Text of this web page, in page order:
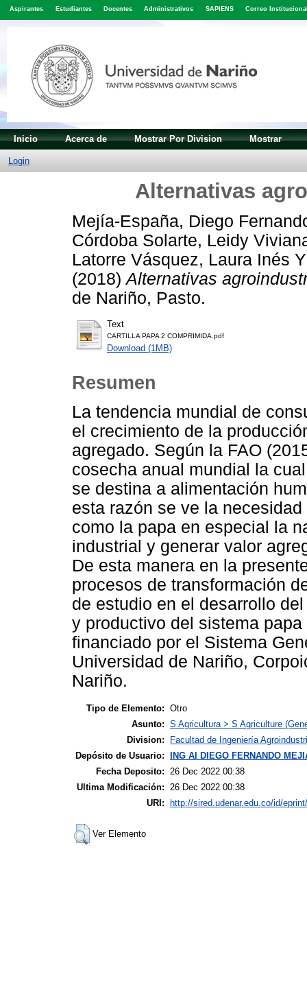
Aspirantes Estudiantes Docentes Administrativos SAPIENS Correo
Inicio Acerca de Mostrar Por Division Mostrar
Login
Alternativas
Mejía-España, Diego
Córdoba Solarte, Leidy
Latorre Vásquez, Laura Inés
(2018)Alternativas
de Nariño, Pasto.
Text
CARTILLA PAPA 2 COMPRIMIDA.pdf
Download (1MB)
Resumen
La tendencia mundial de
el crecimiento de la
agregado. Según la FAO
cosecha anual mundial la
se destina a alimentación
esta razón se ve la
como la papa en especial la
industrial y generar valor
De esta manera en la
procesos de transformación
de estudio en el desarrollo
y productivo del sistema
financiado por el Sistema
Universidad de Nariño,
Nariño.
Tipo de Elemento: Otro
Asunto: S Agricultura > S Agriculture
Division:
Facultad de Ingeniería
Depósito de Usuario: ING AI DIEGO FERNANDO
Fecha Deposito:
26 Dec 2022 00:38
Ultima Modificación:
26 Dec 2022 00:38
URI: http://sired.udenar.edu.co/id/
Ver Elemento